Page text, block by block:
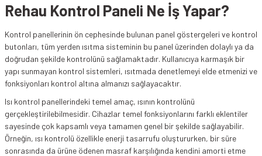
Rehau Kontrol Paneli Ne İş Yapar?
Kontrol panellerinin ön cephesinde bulunan panel göstergeleri ve kontrol
butonları, tüm yerden ısıtma sisteminin bu panel üzerinden dolaylı ya da
doğrudan şekilde kontrolünü sağlamaktadır. Kullanıcıya karmaşık bir
yapı sunmayan kontrol sistemleri, ısıtmada denetlemeyi elde etmenizi ve
fonksiyonları kontrol altına almanızı sağlayacaktır.
Isı kontrol panellerindeki temel amaç, ısının kontrolünü
gerçekleştirilebilmesidir. Cihazlar temel fonksiyonlarını farklı eklentiler
sayesinde çok kapsamlı veya tamamen genel bir şekilde sağlayabilir.
Örneğin, ısı kontrolü özellikle enerji tasarrufu oluştururken, bir süre
sonrasında da ürüne ödenen masraf karşılığında kendini amorti etme